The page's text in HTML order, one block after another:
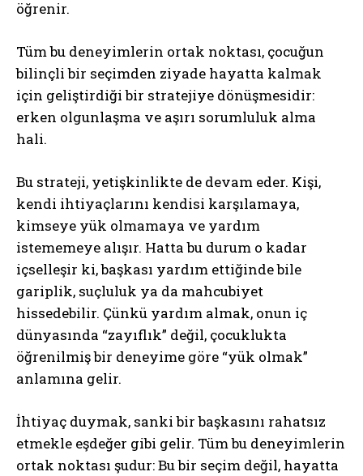
öğrenir.
Tüm bu deneyimlerin ortak noktası, çocuğun
bilinçli bir seçimden ziyade hayatta kalmak
için geliştirdiği bir stratejiye dönüşmesidir:
erken olgunlaşma ve aşırı sorumluluk alma
hali.
Bu strateji, yetişkinlikte de devam eder. Kişi,
kendi ihtiyaçlarını kendisi karşılamaya,
kimseye yük olmamaya ve yardım
istememeye alışır. Hatta bu durum o kadar
içselleşir ki, başkası yardım ettiğinde bile
gariplik, suçluluk ya da mahcubiyet
hissedebilir. Çünkü yardım almak, onun iç
dünyasında “zayıflık” değil, çocuklukta
öğrenilmiş bir deneyime göre “yük olmak”
anlamına gelir.
İhtiyaç duymak, sanki bir başkasını rahatsız
etmekle eşdeğer gibi gelir. Tüm bu deneyimlerin
ortak noktası şudur: Bu bir seçim değil, hayatta